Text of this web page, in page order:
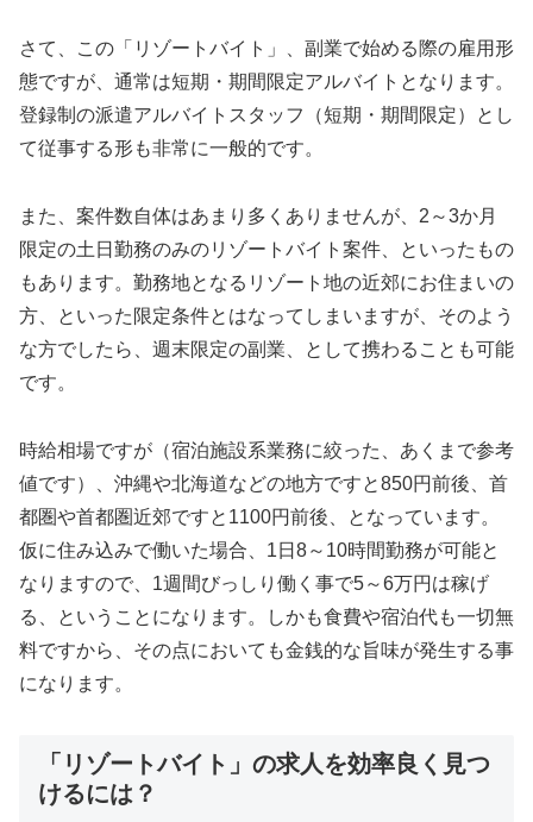
さて、この「リゾートバイト」、副業で始める際の雇用形
態ですが、通常は短期・期間限定アルバイトとなります。
登録制の派遣アルバイトスタッフ（短期・期間限定）とし
て従事する形も非常に一般的です。
また、案件数自体はあまり多くありませんが、2～3か月
限定の土日勤務のみのリゾートバイト案件、といったもの
もあります。勤務地となるリゾート地の近郊にお住まいの
方、といった限定条件とはなってしまいますが、そのよう
な方でしたら、週末限定の副業、として携わることも可能
です。
時給相場ですが（宿泊施設系業務に絞った、あくまで参考
値です）、沖縄や北海道などの地方ですと850円前後、首
都圏や首都圏近郊ですと1100円前後、となっています。
仮に住み込みで働いた場合、1日8～10時間勤務が可能と
なりますので、1週間びっしり働く事で5～6万円は稼げ
る、ということになります。しかも食費や宿泊代も一切無
料ですから、その点においても金銭的な旨味が発生する事
になります。
「リゾートバイト」の求人を効率良く見つ
けるには？